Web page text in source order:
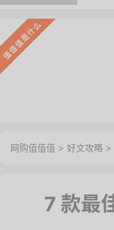
网购值值值 > 好文攻略 >
7 款最